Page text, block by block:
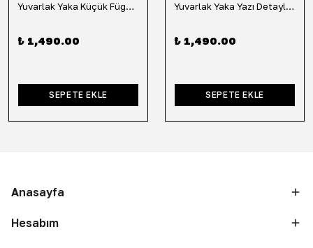
Yuvarlak Yaka Küçük Fügür Detaylı Tişört-Siyah
₺ 1,490.00
SEPETE EKLE
Yuvarlak Yaka Yazı Detaylı Tişört-Lacivert
₺ 1,490.00
SEPETE EKLE
Anasayfa
Hesabım